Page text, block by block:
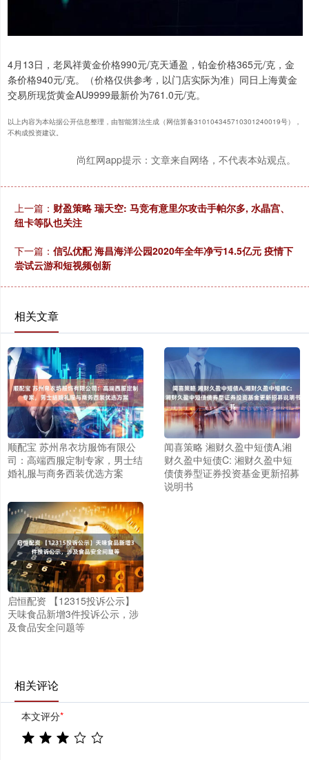
4月13日，老凤祥黄金价格990元/克天通盈，铂金价格365元/克，金
条价格940元/克。（价格仅供参考，以门店实际为准）同日上海黄金
交易所现货黄金AU9999最新价为761.0元/克。
以上内容为本站据公开信息整理，由智能算法生成（网信算备310104345710301240019号），
不构成投资建议。
尚红网app提示：文章来自网络，不代表本站观点。
上一篇： 财盈策略 瑞天空: 马竞有意里尔攻击手帕尔多, 水晶宫、
纽卡等队也关注
下一篇： 信弘优配 海昌海洋公园2020年全年净亏14.5亿元 疫情下
尝试云游和短视频创新
相关文章
顺配宝 苏州帛衣坊服饰有限公
司：高端西服定制专家，男士结
婚礼服与商务西装优选方案
闻喜策略 湘财久盈中短债A,湘
财久盈中短债C: 湘财久盈中短
债债券型证券投资基金更新招募
说明书
启恒配资 【12315投诉公示】
天味食品新增3件投诉公示，涉
及食品安全问题等
相关评论
本文评分*